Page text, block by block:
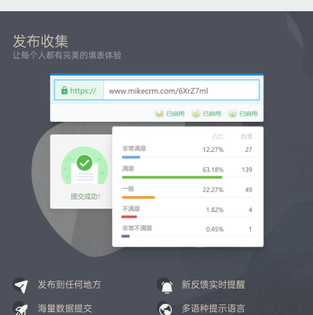
发布收集
让每个人都有完美的填表体验
发布到任何地方
新反馈实时提醒
海量数据提交
多语种提示语言